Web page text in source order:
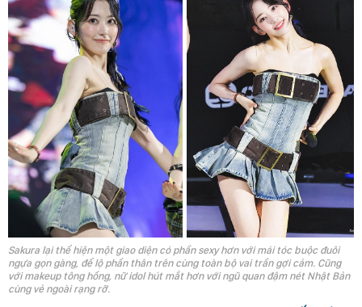
Sakura lại thể hiện một giao diện có phần sexy hơn với mái tóc buộc đuôi
ngựa gọn gàng, để lộ phần thân trên cùng toàn bộ vai trần gợi cảm. Cũng
với makeup tông hồng, nữ idol hút mắt hơn với ngũ quan đậm nét Nhật Bản
cùng vẻ ngoài rạng rỡ.